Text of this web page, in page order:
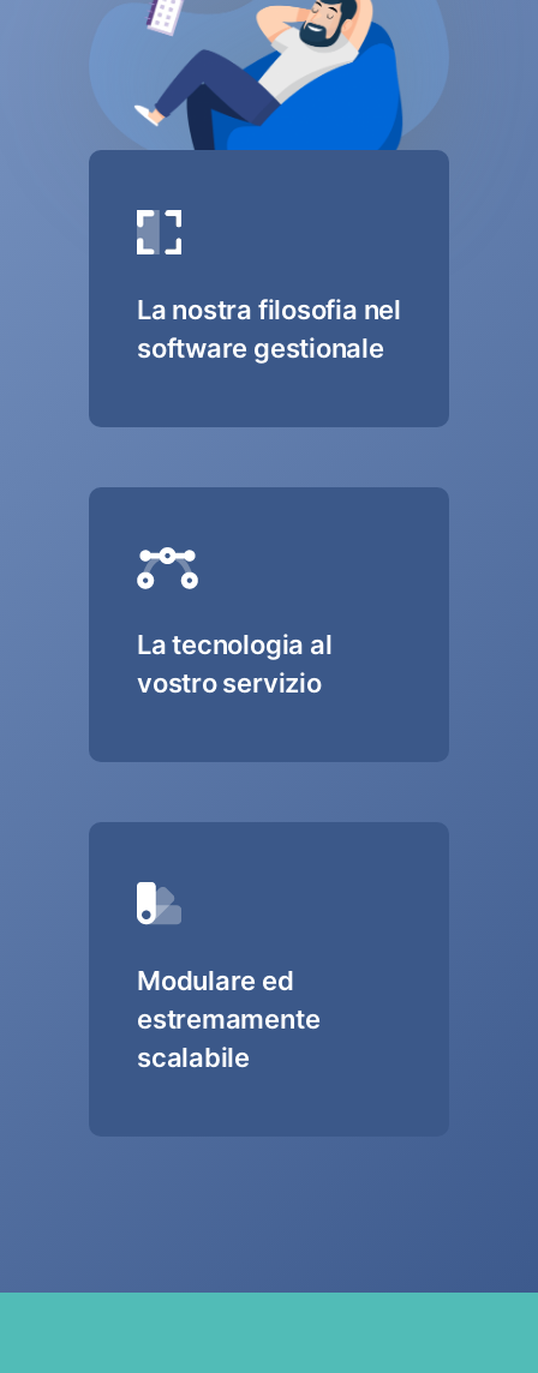
La nostra filosofia nel
software gestionale
La tecnologia al
vostro servizio
Modulare ed
estremamente
scalabile